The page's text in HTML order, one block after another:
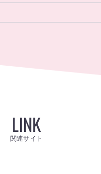
LINK
関連サイト